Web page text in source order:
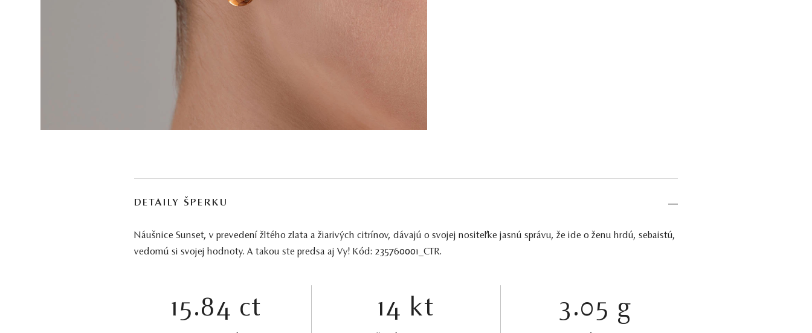
DETAILY ŠPERKU
Náušnice Sunset, v prevedení žltého zlata a žiarivých citrínov, dávajú o svojej nositeľke jasnú správu, že ide o ženu hrdú, sebaistú,
vedomú si svojej hodnoty. A takou ste predsa aj Vy! Kód: 235760001_CTR.
15.84 ct 14 kt 3.05 g